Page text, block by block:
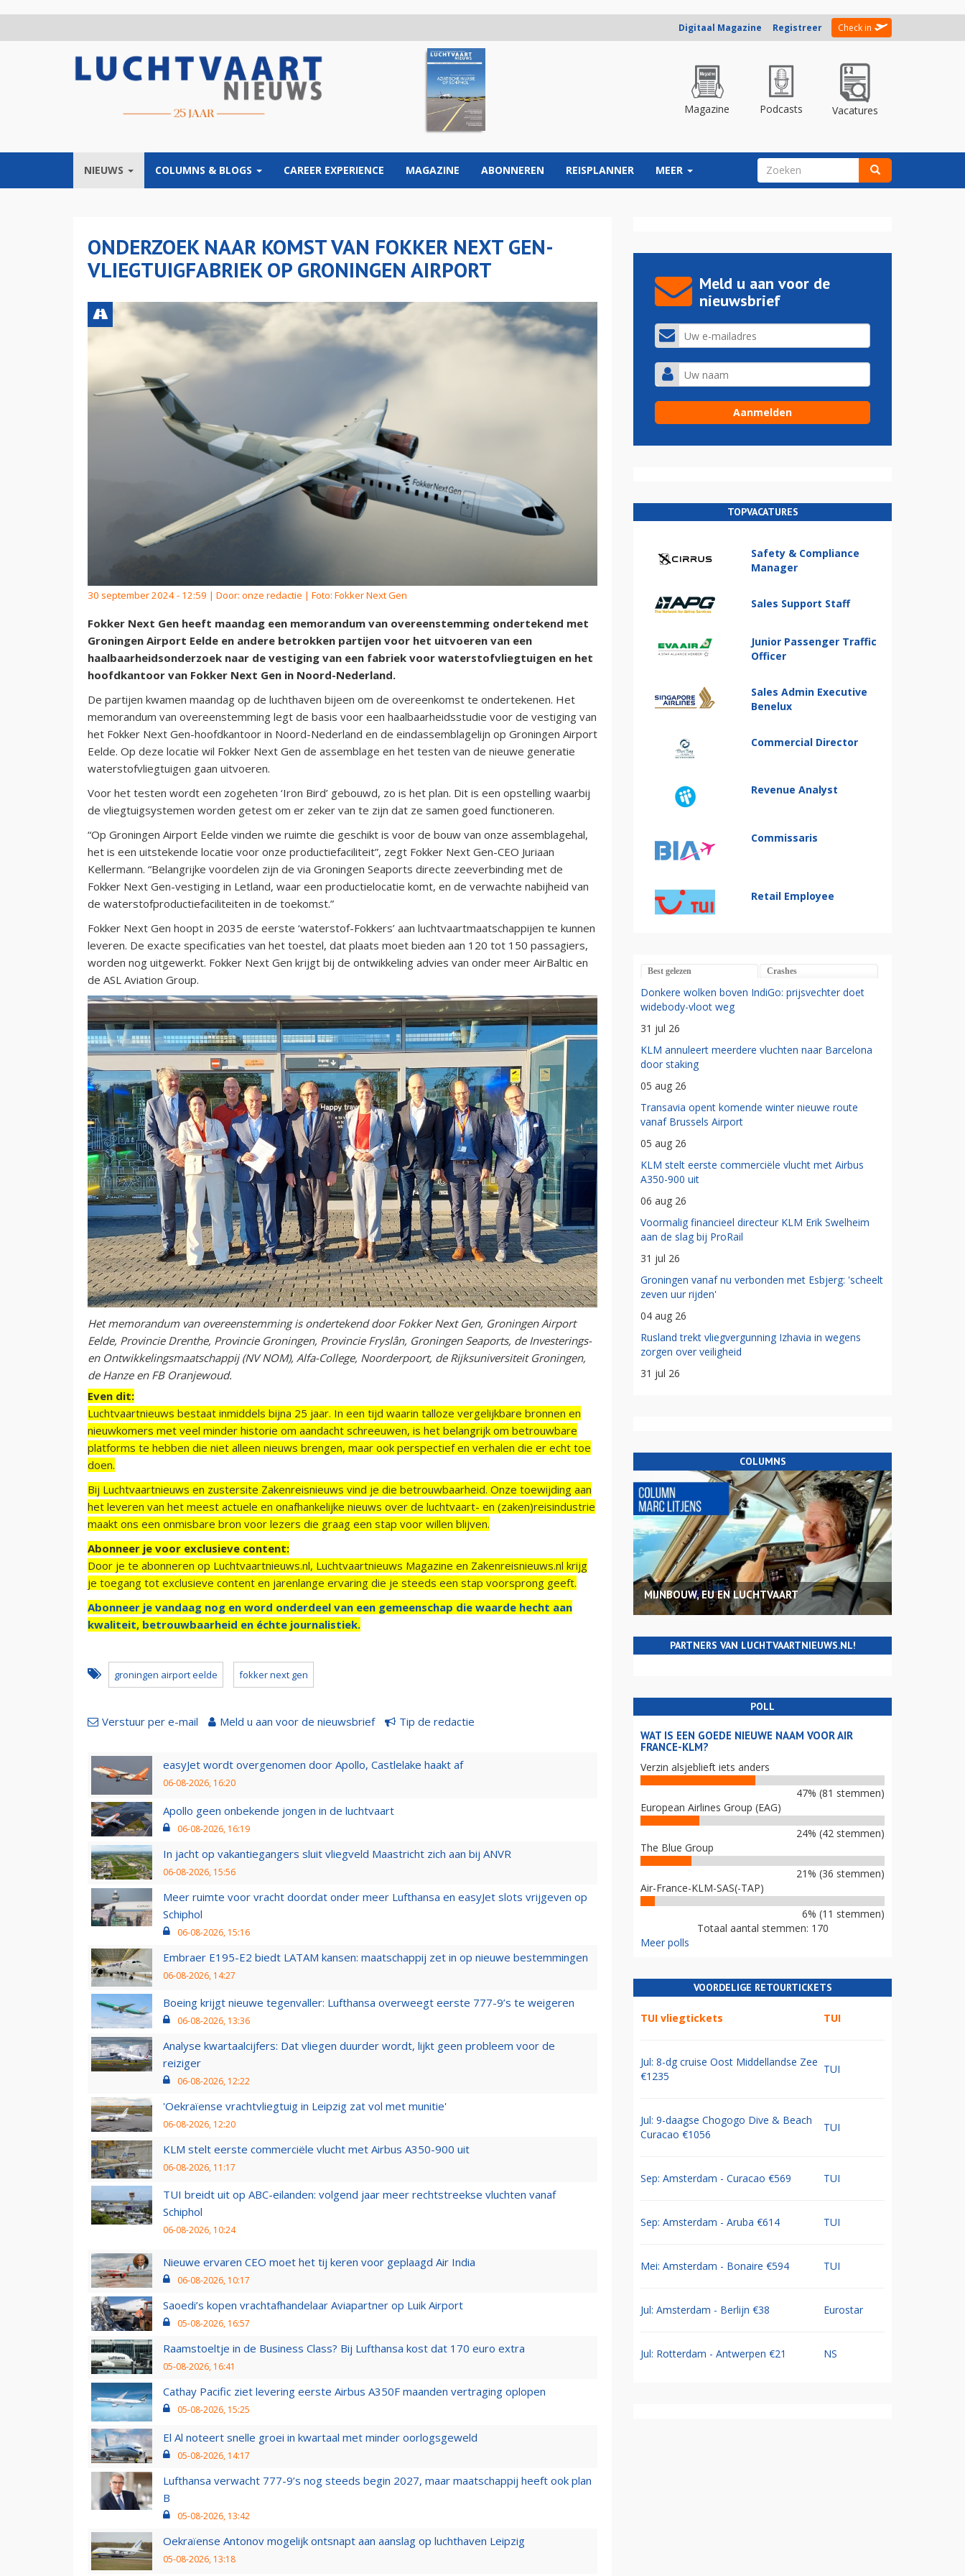
Digitaal Magazine Registreer Check in
Magazine Podcasts Vacatures
NIEUWS COLUMNS & BLOGS CAREER EXPERIENCE MAGAZINE ABONNEREN REISPLANNER MEER ZOEKVELD
ONDERZOEK NAAR KOMST VAN FOKKER NEXT GEN-
VLIEGTUIGFABRIEK OP GRONINGEN AIRPORT
30 september 2024 - 12:59 | Door: onze redactie | Foto: Fokker Next Gen
Fokker Next Gen heeft maandag een memorandum van overeenstemming ondertekend met
Groningen Airport Eelde en andere betrokken partijen voor het uitvoeren van een
haalbaarheidsonderzoek naar de vestiging van een fabriek voor waterstofvliegtuigen en het
hoofdkantoor van Fokker Next Gen in Noord-Nederland.
De partijen kwamen maandag op de luchthaven bijeen om de overeenkomst te ondertekenen. Het
memorandum van overeenstemming legt de basis voor een haalbaarheidsstudie voor de vestiging van
het Fokker Next Gen-hoofdkantoor in Noord-Nederland en de eindassemblagelijn op Groningen Airport
Eelde. Op deze locatie wil Fokker Next Gen de assemblage en het testen van de nieuwe generatie
waterstofvliegtuigen gaan uitvoeren.
Voor het testen wordt een zogeheten ‘Iron Bird’ gebouwd, zo is het plan. Dit is een opstelling waarbij
de vliegtuigsystemen worden getest om er zeker van te zijn dat ze samen goed functioneren.
“Op Groningen Airport Eelde vinden we ruimte die geschikt is voor de bouw van onze assemblagehal,
het is een uitstekende locatie voor onze productiefaciliteit”, zegt Fokker Next Gen-CEO Juriaan
Kellermann. “Belangrijke voordelen zijn de via Groningen Seaports directe zeeverbinding met de
Fokker Next Gen-vestiging in Letland, waar een productielocatie komt, en de verwachte nabijheid van
de waterstofproductiefaciliteiten in de toekomst.”
Fokker Next Gen hoopt in 2035 de eerste ‘waterstof-Fokkers’ aan luchtvaartmaatschappijen te kunnen
leveren. De exacte specificaties van het toestel, dat plaats moet bieden aan 120 tot 150 passagiers,
worden nog uitgewerkt. Fokker Next Gen krijgt bij de ontwikkeling advies van onder meer AirBaltic en
de ASL Aviation Group.
Het memorandum van overeenstemming is ondertekend door Fokker Next Gen, Groningen Airport
Eelde, Provincie Drenthe, Provincie Groningen, Provincie Fryslân, Groningen Seaports, de Investerings-
en Ontwikkelingsmaatschappij (NV NOM), Alfa-College, Noorderpoort, de Rijksuniversiteit Groningen,
de Hanze en FB Oranjewoud.
Even dit:
Luchtvaartnieuws bestaat inmiddels bijna 25 jaar. In een tijd waarin talloze vergelijkbare bronnen en
nieuwkomers met veel minder historie om aandacht schreeuwen, is het belangrijk om betrouwbare
platforms te hebben die niet alleen nieuws brengen, maar ook perspectief en verhalen die er echt toe
doen.
Bij Luchtvaartnieuws en zustersite Zakenreisnieuws vind je die betrouwbaarheid. Onze toewijding aan
het leveren van het meest actuele en onafhankelijke nieuws over de luchtvaart- en (zaken)reisindustrie
maakt ons een onmisbare bron voor lezers die graag een stap voor willen blijven.
Abonneer je voor exclusieve content:
Door je te abonneren op Luchtvaartnieuws.nl, Luchtvaartnieuws Magazine en Zakenreisnieuws.nl krijg
je toegang tot exclusieve content en jarenlange ervaring die je steeds een stap voorsprong geeft.
Abonneer je vandaag nog en word onderdeel van een gemeenschap die waarde hecht aan
kwaliteit, betrouwbaarheid en échte journalistiek.
groningen airport eelde fokker next gen
Verstuur per e-mail Meld u aan voor de nieuwsbrief Tip de redactie
easyJet wordt overgenomen door Apollo, Castlelake haakt af
06-08-2026, 16:20
Apollo geen onbekende jongen in de luchtvaart
06-08-2026, 16:19
In jacht op vakantiegangers sluit vliegveld Maastricht zich aan bij ANVR
06-08-2026, 15:56
Meer ruimte voor vracht doordat onder meer Lufthansa en easyJet slots vrijgeven op
Schiphol
06-08-2026, 15:16
Embraer E195-E2 biedt LATAM kansen: maatschappij zet in op nieuwe bestemmingen
06-08-2026, 14:27
Boeing krijgt nieuwe tegenvaller: Lufthansa overweegt eerste 777-9’s te weigeren
06-08-2026, 13:36
Analyse kwartaalcijfers: Dat vliegen duurder wordt, lijkt geen probleem voor de
reiziger
06-08-2026, 12:22
'Oekraïense vrachtvliegtuig in Leipzig zat vol met munitie'
06-08-2026, 12:20
KLM stelt eerste commerciële vlucht met Airbus A350-900 uit
06-08-2026, 11:17
TUI breidt uit op ABC-eilanden: volgend jaar meer rechtstreekse vluchten vanaf
Schiphol
06-08-2026, 10:24
Nieuwe ervaren CEO moet het tij keren voor geplaagd Air India
06-08-2026, 10:17
Saoedi’s kopen vrachtafhandelaar Aviapartner op Luik Airport
05-08-2026, 16:57
Raamstoeltje in de Business Class? Bij Lufthansa kost dat 170 euro extra
05-08-2026, 16:41
Cathay Pacific ziet levering eerste Airbus A350F maanden vertraging oplopen
05-08-2026, 15:25
El Al noteert snelle groei in kwartaal met minder oorlogsgeweld
05-08-2026, 14:17
Lufthansa verwacht 777-9’s nog steeds begin 2027, maar maatschappij heeft ook plan
B
05-08-2026, 13:42
Oekraïense Antonov mogelijk ontsnapt aan aanslag op luchthaven Leipzig
05-08-2026, 13:18
Meld u aan voor de
nieuwsbrief
TOPVACATURES
Safety & Compliance
Manager
Sales Support Staff
Junior Passenger Traffic
Officer
Sales Admin Executive
Benelux
Commercial Director
Revenue Analyst
Commissaris
Retail Employee
Best gelezen Crashes
Donkere wolken boven IndiGo: prijsvechter doet
widebody-vloot weg
31 jul 26
KLM annuleert meerdere vluchten naar Barcelona
door staking
05 aug 26
Transavia opent komende winter nieuwe route
vanaf Brussels Airport
05 aug 26
KLM stelt eerste commerciële vlucht met Airbus
A350-900 uit
06 aug 26
Voormalig financieel directeur KLM Erik Swelheim
aan de slag bij ProRail
31 jul 26
Groningen vanaf nu verbonden met Esbjerg: 'scheelt
zeven uur rijden'
04 aug 26
Rusland trekt vliegvergunning Izhavia in wegens
zorgen over veiligheid
31 jul 26
COLUMNS
MIJNBOUW, EU EN LUCHTVAART
PARTNERS VAN LUCHTVAARTNIEUWS.NL!
POLL
WAT IS EEN GOEDE NIEUWE NAAM VOOR AIR
FRANCE-KLM?
Verzin alsjeblieft iets anders
47% (81 stemmen)
European Airlines Group (EAG)
24% (42 stemmen)
The Blue Group
21% (36 stemmen)
Air-France-KLM-SAS(-TAP)
6% (11 stemmen)
Totaal aantal stemmen: 170
Meer polls
VOORDELIGE RETOURTICKETS
TUI vliegtickets TUI
Jul: 8-dg cruise Oost Middellandse Zee
€1235
TUI
Jul: 9-daagse Chogogo Dive & Beach
Curacao €1056
TUI
Sep: Amsterdam - Curacao €569 TUI
Sep: Amsterdam - Aruba €614 TUI
Mei: Amsterdam - Bonaire €594 TUI
Jul: Amsterdam - Berlijn €38 Eurostar
Jul: Rotterdam - Antwerpen €21 NS